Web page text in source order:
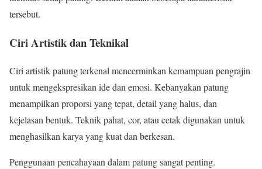
tersebut.
Ciri Artistik dan Teknikal
Ciri artistik patung terkenal mencerminkan kemampuan pengrajin
untuk mengekspresikan ide dan emosi. Kebanyakan patung
menampilkan proporsi yang tepat, detail yang halus, dan
kejelasan bentuk. Teknik pahat, cor, atau cetak digunakan untuk
menghasilkan karya yang kuat dan berkesan.
Penggunaan pencahayaan dalam patung sangat penting.